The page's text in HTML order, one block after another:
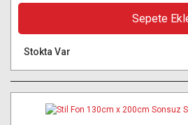
Sepete
Stokta Var